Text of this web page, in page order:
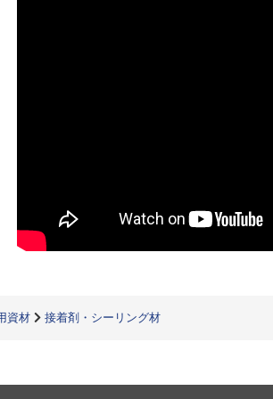
資材 接着剤・シーリング材